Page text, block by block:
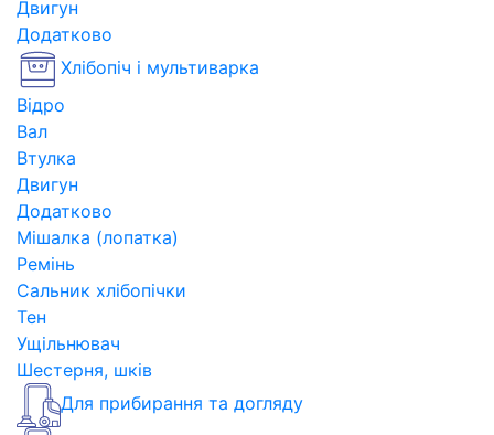
Двигун
Додатково
Хлібопіч і мультиварка
Відро
Вал
Втулка
Двигун
Додатково
Мішалка (лопатка)
Ремінь
Сальник хлібопічки
Тен
Ущільнювач
Шестерня, шків
Для прибирання та догляду